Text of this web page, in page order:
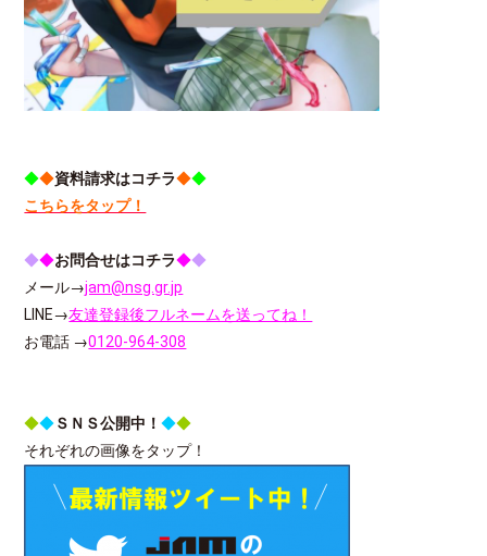
◆◆資料請求はコチラ◆◆
こちらをタップ！
◆◆お問合せはコチラ◆◆
メール→jam@nsg.gr.jp
LINE→友達登録後フルネームを送ってね！
お電話 →0120-964-308
◆◆ＳＮＳ公開中！◆◆
それぞれの画像をタップ！